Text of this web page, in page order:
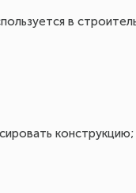
в
конструкцию;